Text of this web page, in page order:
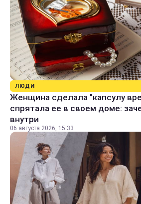
ЛЮДИ
Женщина сделала "капсулу
спрятала ее в своем доме:
внутри
06 августа 2026, 15:33